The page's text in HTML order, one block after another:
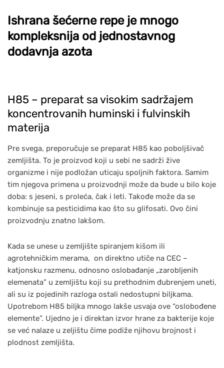
Ishrana šećerne repe je mnogo
kompleksnija od jednostavnog
dodavnja azota
H85 – preparat sa visokim sadržajem
koncentrovanih huminski i fulvinskih
materija
Pre svega, preporučuje se preparat H85 kao poboljšivač
zemljišta. To je proizvod koji u sebi ne sadrži žive
organizme i nije podložan uticaju spoljnih faktora. Samim
tim njegova primena u proizvodnji može da bude u bilo koje
doba: s jeseni, s proleća, čak i leti. Takođe može da se
kombinuje sa pesticidima kao što su glifosati. Ovo čini
proizvodnju znatno lakšom.
Kada se unese u zemljište spiranjem kišom ili
agrotehničkim merama, on direktno utiče na CEC –
katjonsku razmenu, odnosno oslobađanje „zarobljenih
elemenata” u zemljištu koji su prethodnim đubrenjem uneti,
ali su iz pojedinih razloga ostali nedostupni biljkama.
Upotrebom H85 biljka mnogo lakše usvaja ove “oslobođene
elemente”. Ujedno je i direktan izvor hrane za bakterije koje
se već nalaze u zeljištu čime podiže njihovu brojnost i
plodnost zemljišta.